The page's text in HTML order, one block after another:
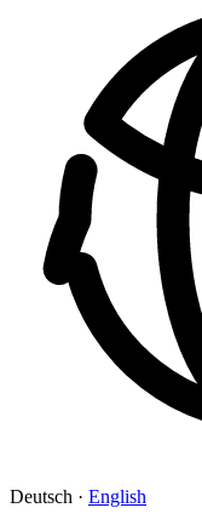
Deutsch · English